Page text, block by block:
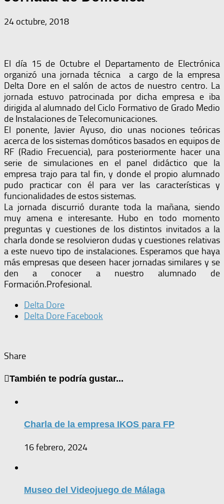
24 octubre, 2018
El día 15 de Octubre el Departamento de Electrónica
organizó una jornada técnica a cargo de la empresa
Delta Dore en el salón de actos de nuestro centro. La
jornada estuvo patrocinada por dicha empresa e iba
dirigida al alumnado del Ciclo Formativo de Grado Medio
de Instalaciones de Telecomunicaciones.
El ponente, Javier Ayuso, dio unas nociones teóricas
acerca de los sistemas domóticos basados en equipos de
RF (Radio Frecuencia), para posteriormente hacer una
serie de simulaciones en el panel didáctico que la
empresa trajo para tal fin, y donde el propio alumnado
pudo practicar con él para ver las características y
funcionalidades de estos sistemas.
La jornada discurrió durante toda la mañana, siendo
muy amena e interesante. Hubo en todo momento
preguntas y cuestiones de los distintos invitados a la
charla donde se resolvieron dudas y cuestiones relativas
a este nuevo tipo de instalaciones. Esperamos que haya
más empresas que deseen hacer jornadas similares y se
den a conocer a nuestro alumnado de
Formación.Profesional.
Delta Dore
Delta Dore Facebook
Share
También te podría gustar...
Charla de la empresa IKOS para FP
16 febrero, 2024
Museo del Videojuego de Málaga